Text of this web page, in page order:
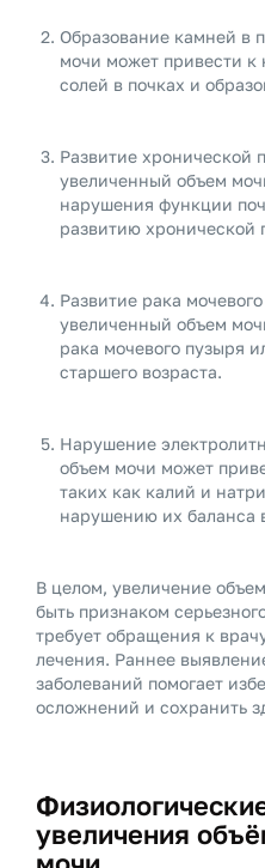
Образование камней в
мочи может привести
солей в почках и
Развитие хронической
увеличенный объем
нарушения функции
развитию хронической
Развитие рака
увеличенный объем
рака мочевого пузыря
старшего возраста.
Нарушение
объем мочи может
таких как калий и
нарушению их баланса
В целом, увеличение
быть признаком
требует обращения к
лечения. Раннее
заболеваний помогает
осложнений и сохранить
увеличения